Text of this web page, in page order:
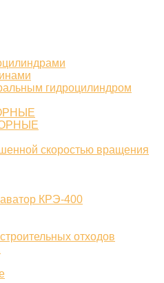
гидроцилиндром
скоростью вращения
КРЭ-400
отходов